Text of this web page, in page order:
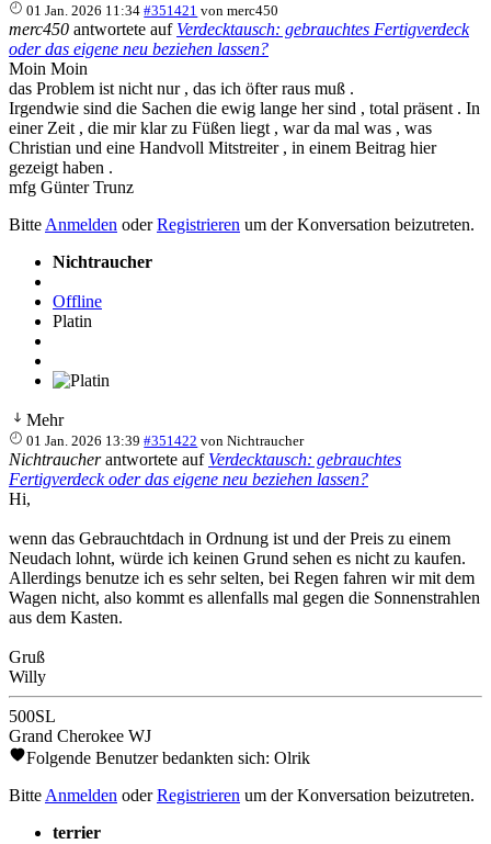
01 Jan. 2026 11:34 #351421 vonmerc450
merc450 antwortete auf Verdecktausch: gebrauchtes Fertigverdeck
oder das eigene neu beziehen lassen?
Moin Moin
das Problem ist nicht nur , das ich öfter raus muß .
Irgendwie sind die Sachen die ewig lange her sind , total präsent . In
einer Zeit , die mir klar zu Füßen liegt , war da mal was , was
Christian und eine Handvoll Mitstreiter , in einem Beitrag hier
gezeigt haben .
mfg Günter Trunz
Bitte Anmelden oderRegistrieren um der Konversation beizutreten.
Nichtraucher
Offline
Platin
Mehr
01 Jan. 2026 13:39 #351422 vonNichtraucher
Nichtraucherantwortete auf Verdecktausch: gebrauchtes
Fertigverdeck oder das eigene neu beziehen lassen?
Hi,
wenn das Gebrauchtdach in Ordnung ist und der Preis zu einem
Neudach lohnt, würde ich keinen Grund sehen es nicht zu kaufen.
Allerdings benutze ich es sehr selten, bei Regen fahren wir mit dem
Wagen nicht, also kommt es allenfalls mal gegen die Sonnenstrahlen
aus dem Kasten.
Gruß
Willy
500SL
Grand Cherokee WJ
Folgende Benutzer bedankten sich: Olrik
Bitte Anmelden oderRegistrieren um der Konversation beizutreten.
terrier